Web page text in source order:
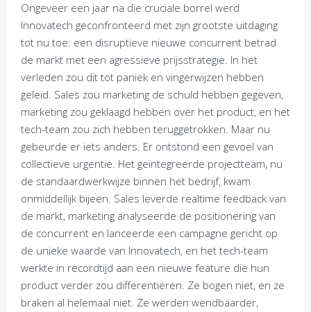
Ongeveer een jaar na die cruciale borrel werd
Innovatech geconfronteerd met zijn grootste uitdaging
tot nu toe: een disruptieve nieuwe concurrent betrad
de markt met een agressieve prijsstrategie. In het
verleden zou dit tot paniek en vingerwijzen hebben
geleid. Sales zou marketing de schuld hebben gegeven,
marketing zou geklaagd hebben over het product, en het
tech-team zou zich hebben teruggetrokken. Maar nu
gebeurde er iets anders. Er ontstond een gevoel van
collectieve urgentie. Het geïntegreerde projectteam, nu
de standaardwerkwijze binnen het bedrijf, kwam
onmiddellijk bijeen. Sales leverde realtime feedback van
de markt, marketing analyseerde de positionering van
de concurrent en lanceerde een campagne gericht op
de unieke waarde van Innovatech, en het tech-team
werkte in recordtijd aan een nieuwe feature die hun
product verder zou differentiëren. Ze bogen niet, en ze
braken al helemaal niet. Ze werden wendbaarder,